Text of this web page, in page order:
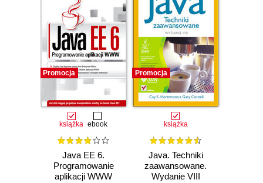
Promocja
książka ebook
Java EE 6.
Programowanie
aplikacji WWW
Promocja
książka
Java. Techniki
zaawansowane.
Wydanie VIII